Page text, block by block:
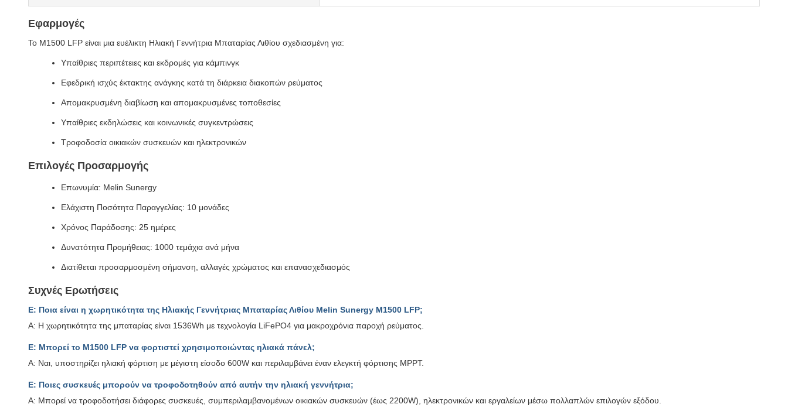
Εφαρμογές
Το M1500 LFP είναι μια ευέλικτη Ηλιακή Γεννήτρια Μπαταρίας Λιθίου σχεδιασμένη για:
Υπαίθριες περιπέτειες και εκδρομές για κάμπινγκ
Εφεδρική ισχύς έκτακτης ανάγκης κατά τη διάρκεια διακοπών ρεύματος
Απομακρυσμένη διαβίωση και απομακρυσμένες τοποθεσίες
Υπαίθριες εκδηλώσεις και κοινωνικές συγκεντρώσεις
Τροφοδοσία οικιακών συσκευών και ηλεκτρονικών
Επιλογές Προσαρμογής
Επωνυμία: Melin Sunergy
Ελάχιστη Ποσότητα Παραγγελίας: 10 μονάδες
Χρόνος Παράδοσης: 25 ημέρες
Δυνατότητα Προμήθειας: 1000 τεμάχια ανά μήνα
Διατίθεται προσαρμοσμένη σήμανση, αλλαγές χρώματος και επανασχεδιασμός
Συχνές Ερωτήσεις
Ε: Ποια είναι η χωρητικότητα της Ηλιακής Γεννήτριας Μπαταρίας Λιθίου Melin Sunergy M1500 LFP;
A: Η χωρητικότητα της μπαταρίας είναι 1536Wh με τεχνολογία LiFePO4 για μακροχρόνια παροχή ρεύματος.
Ε: Μπορεί το M1500 LFP να φορτιστεί χρησιμοποιώντας ηλιακά πάνελ;
A: Ναι, υποστηρίζει ηλιακή φόρτιση με μέγιστη είσοδο 600W και περιλαμβάνει έναν ελεγκτή φόρτισης MPPT.
Ε: Ποιες συσκευές μπορούν να τροφοδοτηθούν από αυτήν την ηλιακή γεννήτρια;
A: Μπορεί να τροφοδοτήσει διάφορες συσκευές, συμπεριλαμβανομένων οικιακών συσκευών (έως 2200W), ηλεκτρονικών και εργαλείων μέσω πολλαπλών επιλογών εξόδου.